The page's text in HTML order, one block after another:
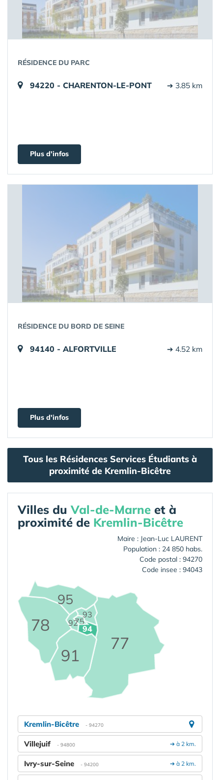
RÉSIDENCE DU PARC
94220 - CHARENTON-LE-PONT ➔ 3.85 km
Plus d'infos
RÉSIDENCE DU BORD DE SEINE
94140 - ALFORTVILLE ➔ 4.52 km
Plus d'infos
Tous les Résidences Services Étudiants à
proximité de Kremlin-Bicêtre
Villes duVal-de-Marne et à
proximité de Kremlin-Bicêtre
Maire : Jean-Luc LAURENT
Population : 24 850 habs.
Code postal : 94270
Code insee : 94043
75
77
78
91
92
93
94
95
Kremlin-Bicêtre - 94270
➔ à 2 km.
Villejuif - 94800
➔ à 2 km.
Ivry-sur-Seine - 94200